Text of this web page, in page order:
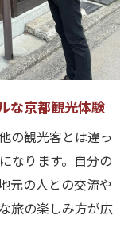
な京都観光体験
の観光客とは違っ
なります。自分の
元の人との交流や
旅の楽しみ方が広